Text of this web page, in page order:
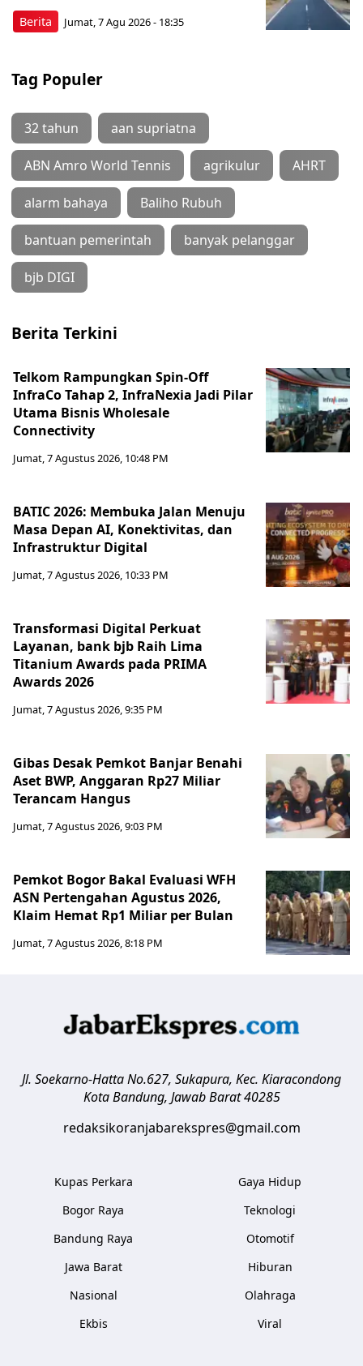
Berita Jumat, 7 Agu 2026 - 18:35
Tag Populer
32 tahun aan supriatna
ABN Amro World Tennis agrikulur AHRT
alarm bahaya Baliho Rubuh
bantuan pemerintah banyak pelanggar
bjb DIGI
Berita Terkini
Telkom Rampungkan Spin-Off
InfraCo Tahap 2, InfraNexia Jadi Pilar
Utama Bisnis Wholesale
Connectivity
Jumat, 7 Agustus 2026, 10:48 PM
BATIC 2026: Membuka Jalan Menuju
Masa Depan AI, Konektivitas, dan
Infrastruktur Digital
Jumat, 7 Agustus 2026, 10:33 PM
Transformasi Digital Perkuat
Layanan, bank bjb Raih Lima
Titanium Awards pada PRIMA
Awards 2026
Jumat, 7 Agustus 2026, 9:35 PM
Gibas Desak Pemkot Banjar Benahi
Aset BWP, Anggaran Rp27 Miliar
Terancam Hangus
Jumat, 7 Agustus 2026, 9:03 PM
Pemkot Bogor Bakal Evaluasi WFH
ASN Pertengahan Agustus 2026,
Klaim Hemat Rp1 Miliar per Bulan
Jumat, 7 Agustus 2026, 8:18 PM
Jl. Soekarno-Hatta No.627, Sukapura, Kec. Kiaracondong
Kota Bandung, Jawab Barat 40285
redaksikoranjabarekspres@gmail.com
Kupas Perkara
Bogor Raya
Bandung Raya
Jawa Barat
Nasional
Ekbis
Gaya Hidup
Teknologi
Otomotif
Hiburan
Olahraga
Viral